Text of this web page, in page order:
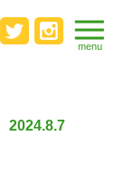
2024.8.7